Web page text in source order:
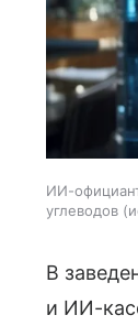
ИИ-
углеводов
В
и ИИ-